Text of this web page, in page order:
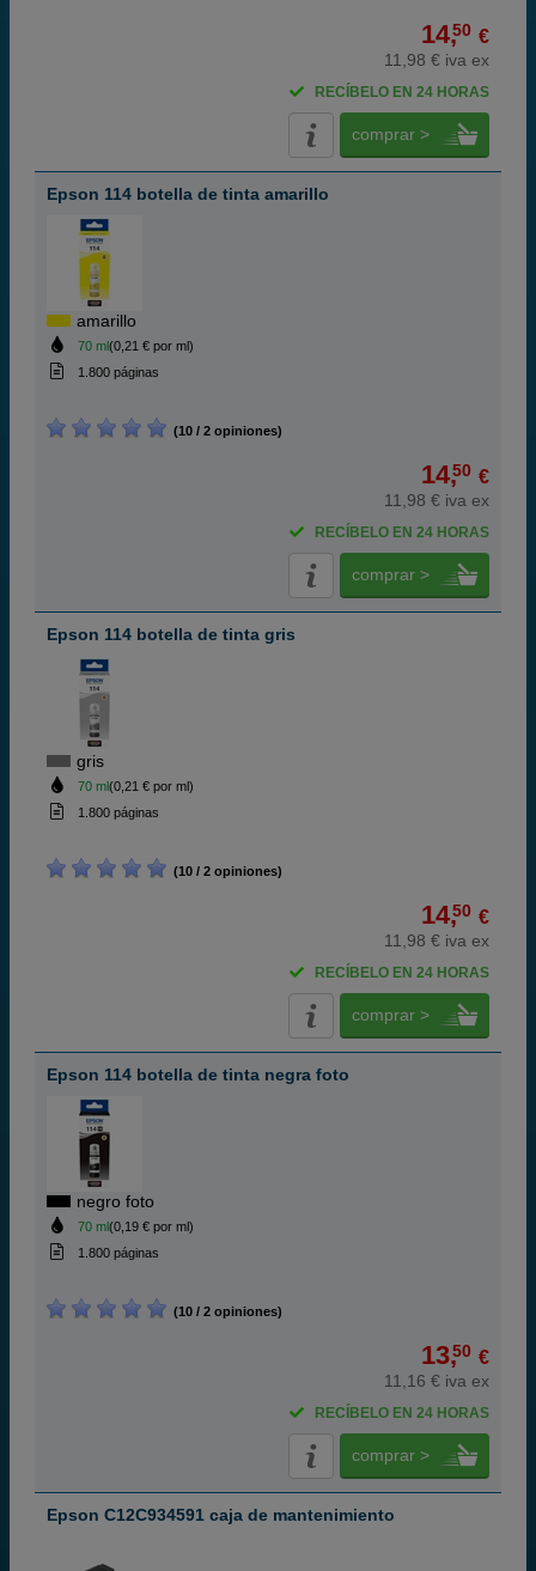
14,50 €
11,98 € iva ex
RECÍBELO EN 24 HORAS
comprar >
Epson 114 botella de tinta amarillo
amarillo
70 ml(0,21 € por ml)
1.800 páginas
(10 / 2 opiniones)
14,50 €
11,98 € iva ex
RECÍBELO EN 24 HORAS
comprar >
Epson 114 botella de tinta gris
gris
70 ml(0,21 € por ml)
1.800 páginas
(10 / 2 opiniones)
14,50 €
11,98 € iva ex
RECÍBELO EN 24 HORAS
comprar >
Epson 114 botella de tinta negra foto
negro foto
70 ml(0,19 € por ml)
1.800 páginas
(10 / 2 opiniones)
13,50 €
11,16 € iva ex
RECÍBELO EN 24 HORAS
comprar >
Epson C12C934591 caja de mantenimiento